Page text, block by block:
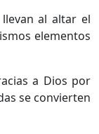
al altar el
elementos
a Dios por
se convierten